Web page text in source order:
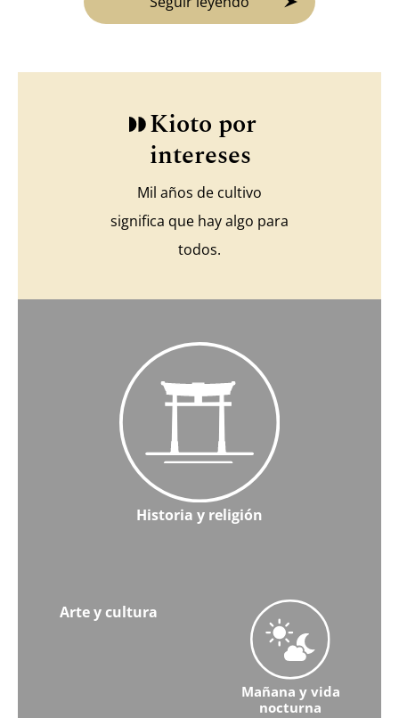
Kioto por
intereses
Mil años de cultivo
significa que hay algo para
todos.
Historia y religión
Mañana y vida
nocturna